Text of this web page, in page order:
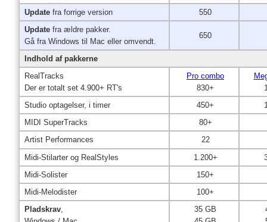
Update fra forrige version 550
Update fra ældre pakker.
Gå fra Windows til Mac eller omvendt.
650
Indhold af pakkerne
RealTracks
Der er totalt set 4.900+ RT's
Pro combo
830+
Studio optagelser, i timer
450+
MIDI SuperTracks
80+
Artist Performances
22
Midi-Stilarter og RealStyles
1.200+
Midi-Solister
150+
Midi-Melodister
100+
Pladskrav,
35 GB